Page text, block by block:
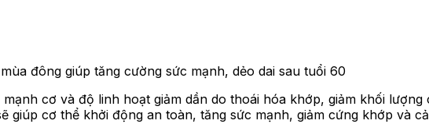
đông giúp tăng cường sức mạnh, dẻo dai sau tuổi 60
cơ và độ linh hoạt giảm dần do thoái hóa khớp, giảm khối
giúp cơ thể khởi động an toàn, tăng sức mạnh, giảm cứng khớp và